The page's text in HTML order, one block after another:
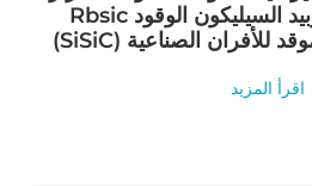
Rbsic كربيد السيليكون الوقود Nozzlerbsic
اقرأ المزيد